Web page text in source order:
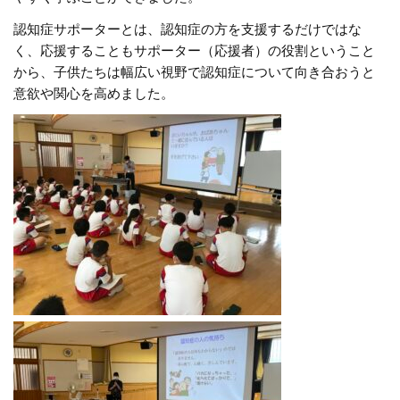
認知症サポーターとは、認知症の方を支援するだけではな
く、応援することもサポーター（応援者）の役割ということ
から、子供たちは幅広い視野で認知症について向き合おうと
意欲や関心を高めました。